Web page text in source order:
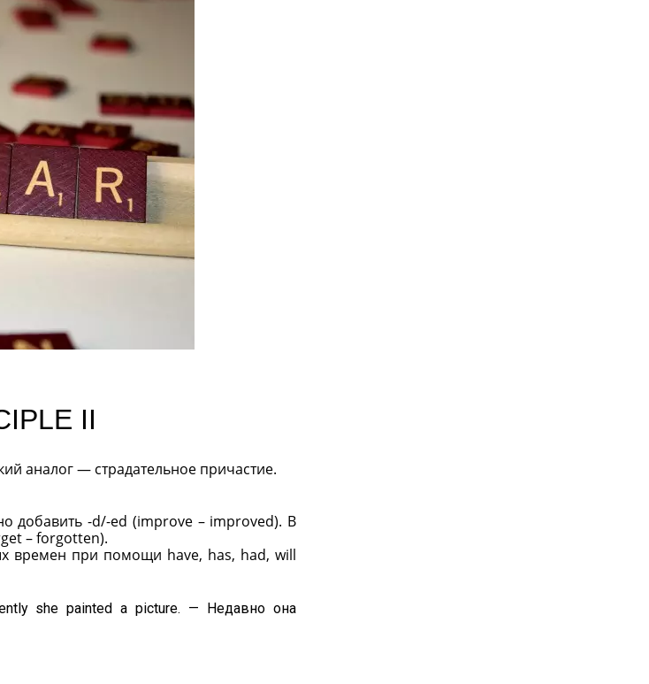
II
аналог — страдательное причастие.
добавить -d/-ed (improve – improved). В
– forgotten).
времен при помощи have, has, had, will
she painted a picture. — Недавно она